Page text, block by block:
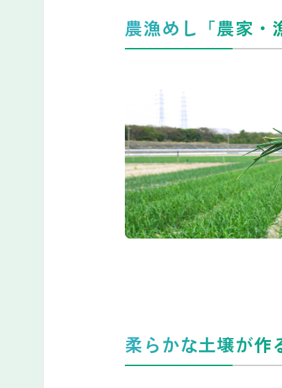
農漁めし「農家・
柔らかな土壌が作